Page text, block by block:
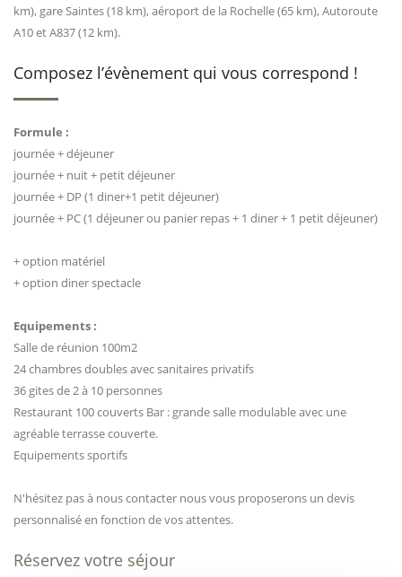
km), gare Saintes (18 km), aéroport de la Rochelle (65 km), Autoroute
A10 et A837 (12 km).
Composez l’évènement qui vous correspond !
Formule :
journée + déjeuner
journée + nuit + petit déjeuner
journée + DP (1 diner+1 petit déjeuner)
journée + PC (1 déjeuner ou panier repas + 1 diner + 1 petit déjeuner)
+ option matériel
+ option diner spectacle
Equipements :
Salle de réunion 100m2
24 chambres doubles avec sanitaires privatifs
36 gites de 2 à 10 personnes
Restaurant 100 couverts Bar : grande salle modulable avec une
agréable terrasse couverte.
Equipements sportifs
N'hésitez pas à nous contacter nous vous proposerons un devis
personnalisé en fonction de vos attentes.
Réservez votre séjour